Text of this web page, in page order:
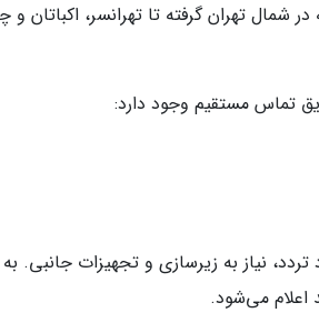
تهران گرفته تا تهرانسر، اکباتان و
تماس مستقیم وجود دارد:
نیاز به زیرسازی و تجهیزات جانبی.